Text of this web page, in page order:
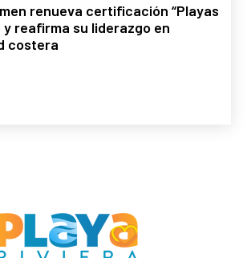
renueva certificación “Playas
y reafirma su liderazgo en
costera